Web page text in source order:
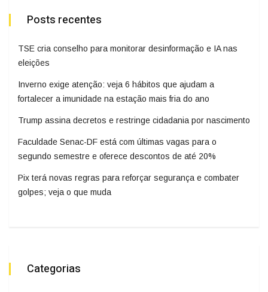
Posts recentes
TSE cria conselho para monitorar desinformação e IA nas
eleições
Inverno exige atenção: veja 6 hábitos que ajudam a
fortalecer a imunidade na estação mais fria do ano
Trump assina decretos e restringe cidadania por nascimento
Faculdade Senac-DF está com últimas vagas para o
segundo semestre e oferece descontos de até 20%
Pix terá novas regras para reforçar segurança e combater
golpes; veja o que muda
Categorias